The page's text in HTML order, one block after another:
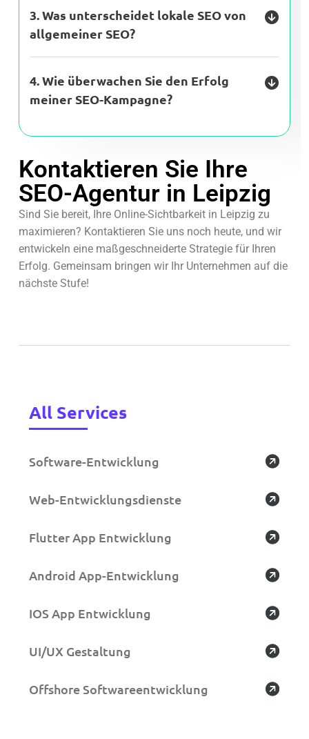
3. Was unterscheidet lokale SEO von
allgemeiner SEO?
4. Wie überwachen Sie den Erfolg
meiner SEO-Kampagne?
Kontaktieren Sie Ihre
SEO-Agentur in Leipzig
Sind Sie bereit, Ihre Online-Sichtbarkeit in Leipzig zu
maximieren? Kontaktieren Sie uns noch heute, und wir
entwickeln eine maßgeschneiderte Strategie für Ihren
Erfolg. Gemeinsam bringen wir Ihr Unternehmen auf die
nächste Stufe!
All Services
Software-Entwicklung
Web-Entwicklungsdienste
Flutter App Entwicklung
Android App-Entwicklung
IOS App Entwicklung
UI/UX Gestaltung
Offshore Softwareentwicklung